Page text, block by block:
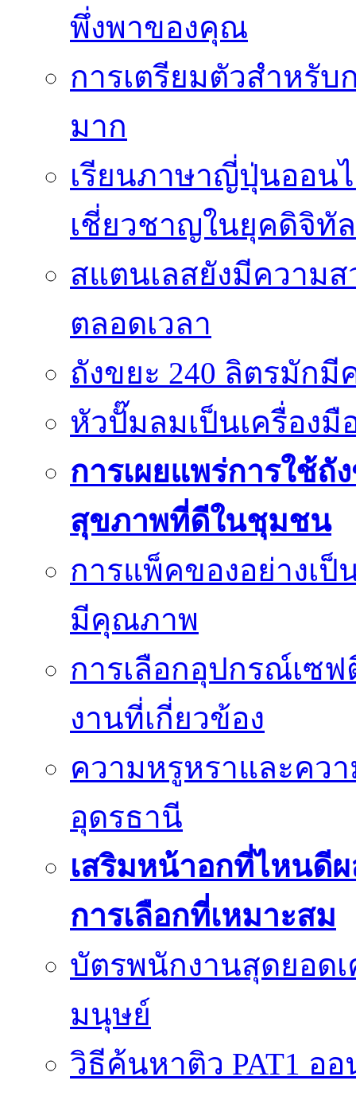
พึ่งพาของคุณ
การเตรียมตัวสำหรั
มาก
เรียนภาษาญี่ปุ่นออน
เชี่ยวชาญในยุคดิจิทัล
สแตนเลสยังมีความ
ตลอดเวลา
ถังขยะ 240 ลิตรมัก
หัวปั๊มลมเป็นเครื่องมื
การเผยแพร่การใช้ถั
สุขภาพที่ดีในชุมชน
การแพ็คของอย่างเ
มีคุณภาพ
การเลือกอุปกรณ์เซ
งานที่เกี่ยวข้อง
ความหรูหราและคว
อุดรธานี
เสริมหน้าอกที่ไหนดี
การเลือกที่เหมาะสม
บัตรพนักงานสุดยอด
มนุษย์
วิธีค้นหาติว PAT1 อ